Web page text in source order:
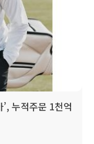
누적주문 1천억